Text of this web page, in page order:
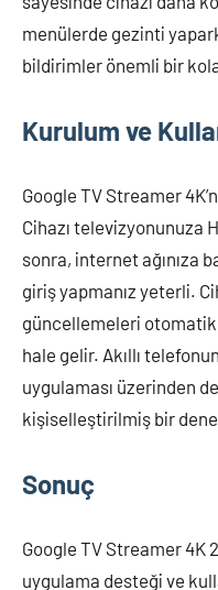
menülerde gezinti
bildirimler önemli bir
Kurulum ve
Google TV Streamer
Cihazı televizyonunuza
sonra, internet ağınıza
giriş yapmanız yeterli.
güncellemeleri otomatik
hale gelir. Akıllı
uygulaması üzerinden
kişiselleştirilmiş bir
Sonuç
Google TV Streamer 4K
uygulama desteği ve